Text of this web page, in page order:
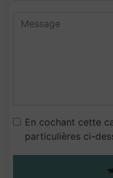
En cochant cette
particulières ci-